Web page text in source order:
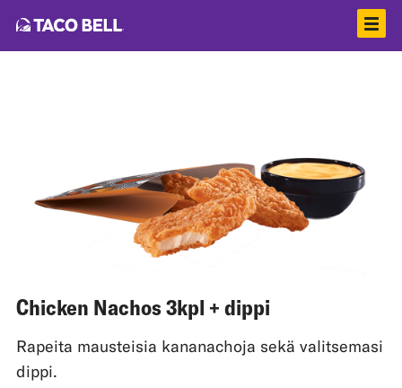
Chicken Nachos 3kpl + dippi
Rapeita mausteisia kananachoja sekä valitsemasi
dippi.